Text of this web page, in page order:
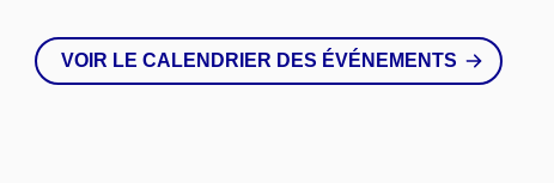
VOIR LE CALENDRIER DES ÉVÉNEMENTS